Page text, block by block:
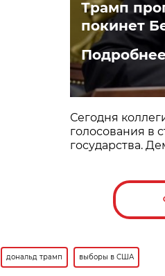
Трамп
покинет
Сегодня
голосования в
государства.
дональд трамп выборы в США